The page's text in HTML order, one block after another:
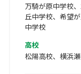
万騎が原中学校
丘中学校、希望
中学校
高校
松陽高校、横浜